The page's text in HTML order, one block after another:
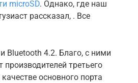
microSD. Однако, где наш
рассказал, . Все
Bluetooth 4.2. Благо, с ними
третьего
основного порта